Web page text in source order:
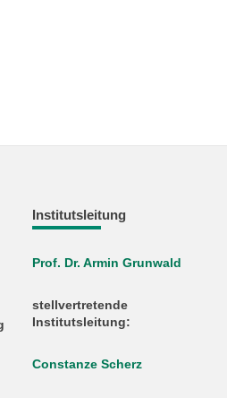
Institutsleitung
Prof. Dr. Armin Grunwald
stellvertretende
Institutsleitung:
Constanze Scherz